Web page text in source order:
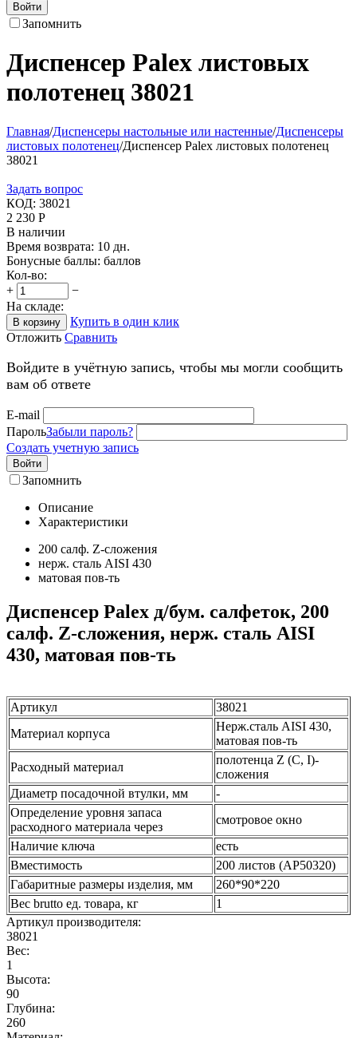
Войти
Запомнить
Диспенсер Palex листовых
полотенец 38021
Главная/Диспенсеры настольные или настенные/Диспенсеры
листовых полотенец/Диспенсер Palex листовых полотенец
38021
Задать вопрос
КОД: 38021
2 230 Р
В наличии
Время возврата: 10 дн.
Бонусные баллы: баллов
Кол-во:
+
−
На складе:
В корзину
Купить в один клик
Отложить Сравнить
Войдите в учётную запись, чтобы мы могли сообщить
вам об ответе
E-mail
ПарольЗабыли пароль?
Создать учетную запись
Войти
Запомнить
Описание
Характеристики
200 салф. Z-сложения
нерж. сталь AISI 430
матовая пов-ть
Диспенсер Palex д/бум. салфеток, 200
салф. Z-сложения, нерж. сталь AISI
430, матовая пов-ть
Артикул
38021
Материал корпуса
Нерж.сталь AISI 430,
матовая пов-ть
Расходный материал
полотенца Z (C, I)-
сложения
Диаметр посадочной втулки, мм
-
Определение уровня запаса
расходного материала через
смотровое окно
Наличие ключа
есть
Вместимость
200 листов (AP50320)
Габаритные размеры изделия, мм
260*90*220
Вес brutto ед. товара, кг
1
Артикул производителя:
38021
Вес:
1
Высота:
90
Глубина:
260